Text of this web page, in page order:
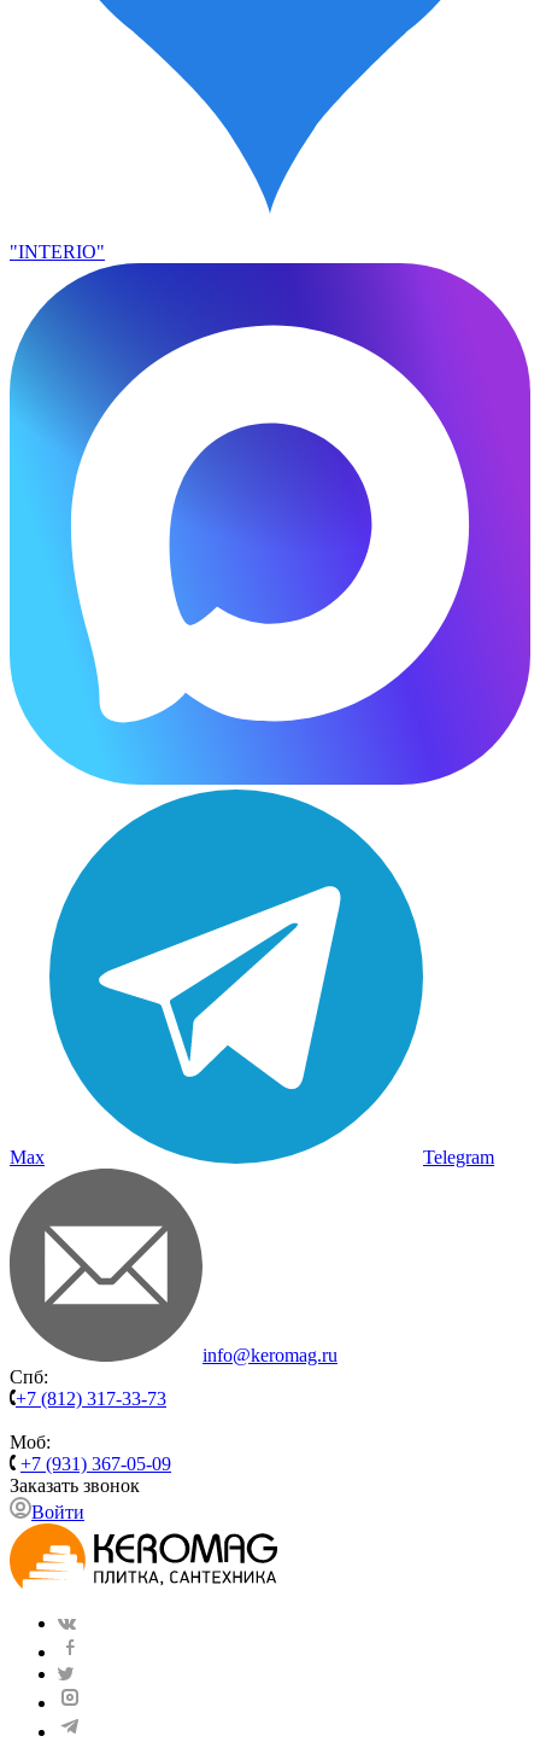
"INTERIO"
Max Telegram
info@keromag.ru
Спб:
+7 (812) 317-33-73
Моб:
+7 (931) 367-05-09
Заказать звонок
Войти